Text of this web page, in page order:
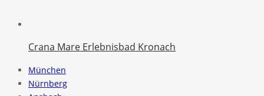
Crana Mare Erlebnisbad Kronach
München
Nürnberg